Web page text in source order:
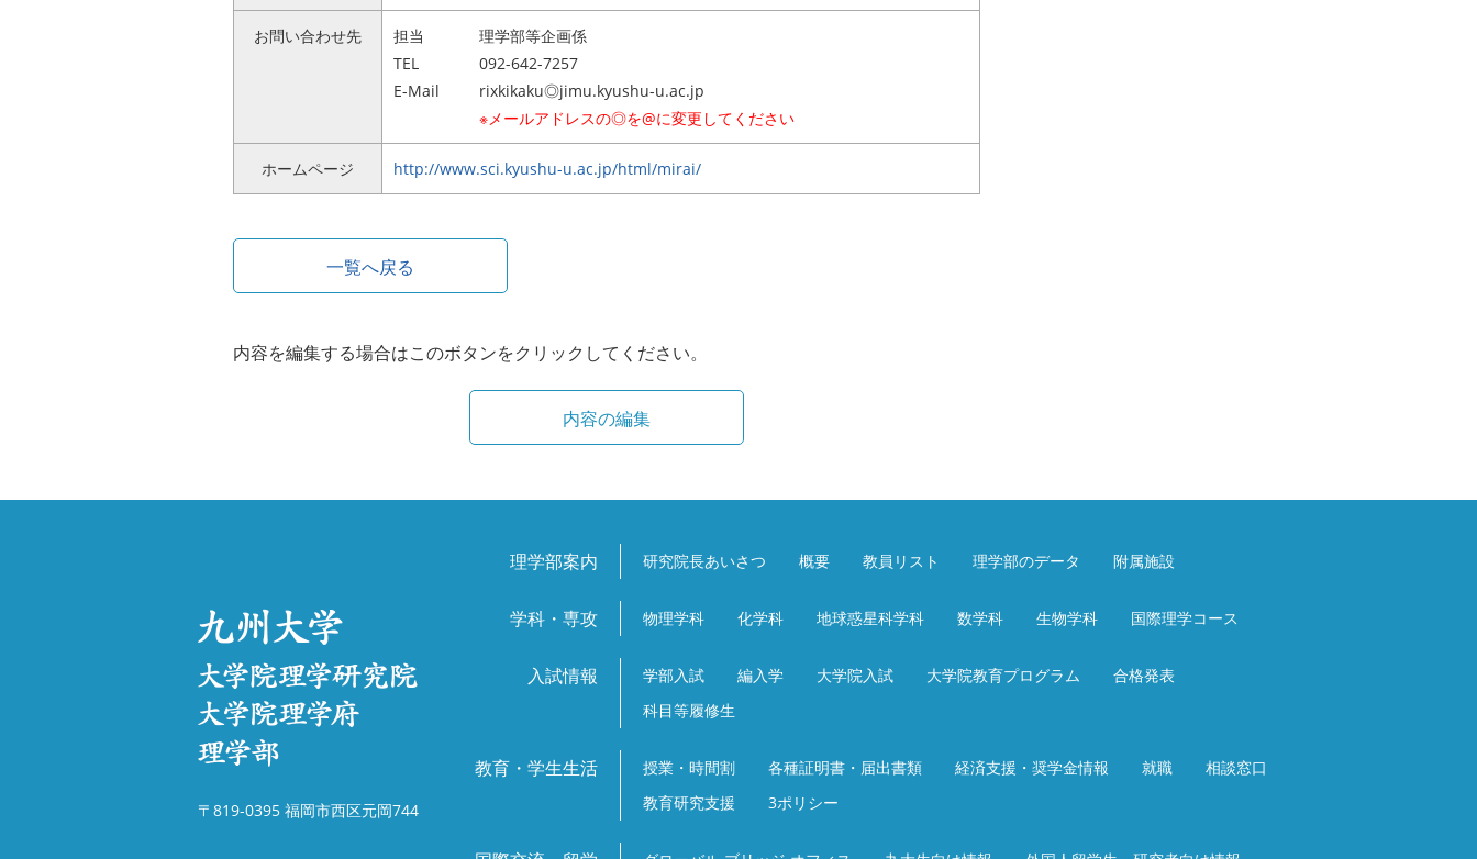
お問い合わせ先 担当
理学部等企画係
TEL
092-642-7257
E-Mail
rixkikaku◎jimu.kyushu-u.ac.jp
※メールアドレスの◎を@に変更してください
ホームページ http://www.sci.kyushu-u.ac.jp/html/mirai/
一覧へ戻る
内容を編集する場合はこのボタンをクリックしてください。
〒819-0395 福岡市西区元岡744
理学部案内 研究院長あいさつ 概要 教員リスト 理学部のデータ 附属施設
学科・専攻 物理学科 化学科 地球惑星科学科 数学科 生物学科 国際理学コース
入試情報 学部入試 編入学 大学院入試 大学院教育プログラム
合格発表
科目等履修生
教育・学生生活 授業・時間割 各種証明書・届出書類 経済支援・奨学金情報 就職
相談窓口
教育研究支援
3ポリシー